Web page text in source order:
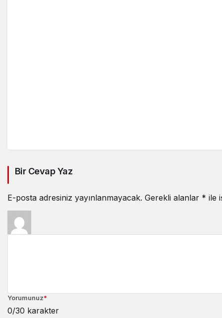
Bir Cevap Yaz
E-posta adresiniz yayınlanmayacak. Gerekli alanlar * ile
Yorumunuz*
0/30 karakter